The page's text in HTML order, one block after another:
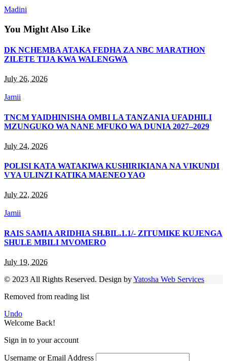
Madini
You Might Also Like
DK NCHEMBA ATAKA FEDHA ZA NBC MARATHON
ZILETE TIJA KWA WALENGWA
July 26, 2026
Jamii
TNCM YAIDHINISHA OMBI LA TANZANIA UFADHILI
MZUNGUKO WA NANE MFUKO WA DUNIA 2027–2029
July 24, 2026
POLISI KATA WATAKIWA KUSHIRIKIANA NA VIKUNDI
VYA ULINZI KATIKA MAENEO YAO
July 22, 2026
Jamii
RAIS SAMIA ARIDHIA SH.BIL.1.1/- ZITUMIKE KUJENGA
SHULE MBILI MVOMERO
July 19, 2026
© 2023 All Rights Reserved. Design byYatosha Web Services
Removed from reading list
Undo
Welcome Back!
Sign in to your account
Username or Email Address